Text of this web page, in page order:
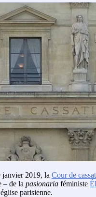
janvier 2019, la Cour de
– de la pasionaria féministe
parisienne.